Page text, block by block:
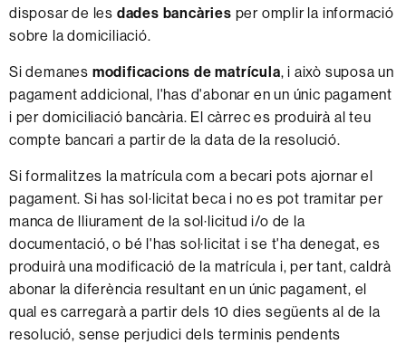
disposar de les dades bancàries per omplir la informació
sobre la domiciliació.
Si demanes modificacions de matrícula, i això suposa un
pagament addicional, l'has d'abonar en un únic pagament
i per domiciliació bancària. El càrrec es produirà al teu
compte bancari a partir de la data de la resolució.
Si formalitzes la matrícula com a becari pots ajornar el
pagament. Si has sol·licitat beca i no es pot tramitar per
manca de lliurament de la sol·licitud i/o de la
documentació, o bé l'has sol·licitat i se t'ha denegat, es
produirà una modificació de la matrícula i, per tant, caldrà
abonar la diferència resultant en un únic pagament, el
qual es carregarà a partir dels 10 dies següents al de la
resolució, sense perjudici dels terminis pendents